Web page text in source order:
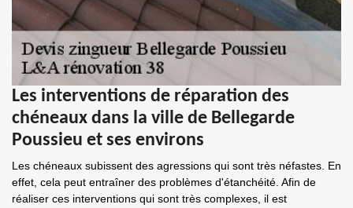
Les interventions de réparation des
chéneaux dans la ville de Bellegarde
Poussieu et ses environs
Les chéneaux subissent des agressions qui sont très néfastes. En
effet, cela peut entraîner des problèmes d'étanchéité. Afin de
réaliser ces interventions qui sont très complexes, il est